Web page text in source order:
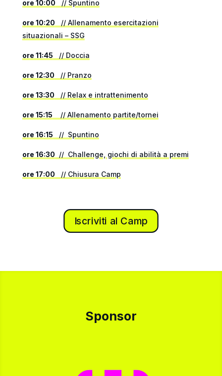
ore 10:00 // Spuntino
ore 10:20 // Allenamento esercitazioni
situazionali – SSG
ore 11:45 // Doccia
ore 12:30 // Pranzo
ore 13:30 // Relax e intrattenimento
ore 15:15 // Allenamento partite/tornei
ore 16:15 // Spuntino
ore 16:30 // Challenge, giochi di abilità a premi
ore 17:00 // Chiusura Camp
Iscriviti al Camp
Sponsor